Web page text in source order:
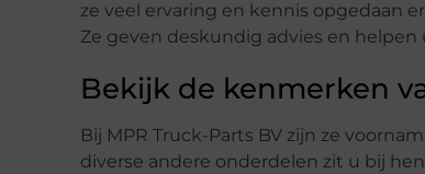
ze veel ervaring en kennis opgedaan
Ze geven deskundig advies en
Bekijk de kenmerken
Bij MPR Truck-Parts BV zijn ze
diverse andere onderdelen zit u bij